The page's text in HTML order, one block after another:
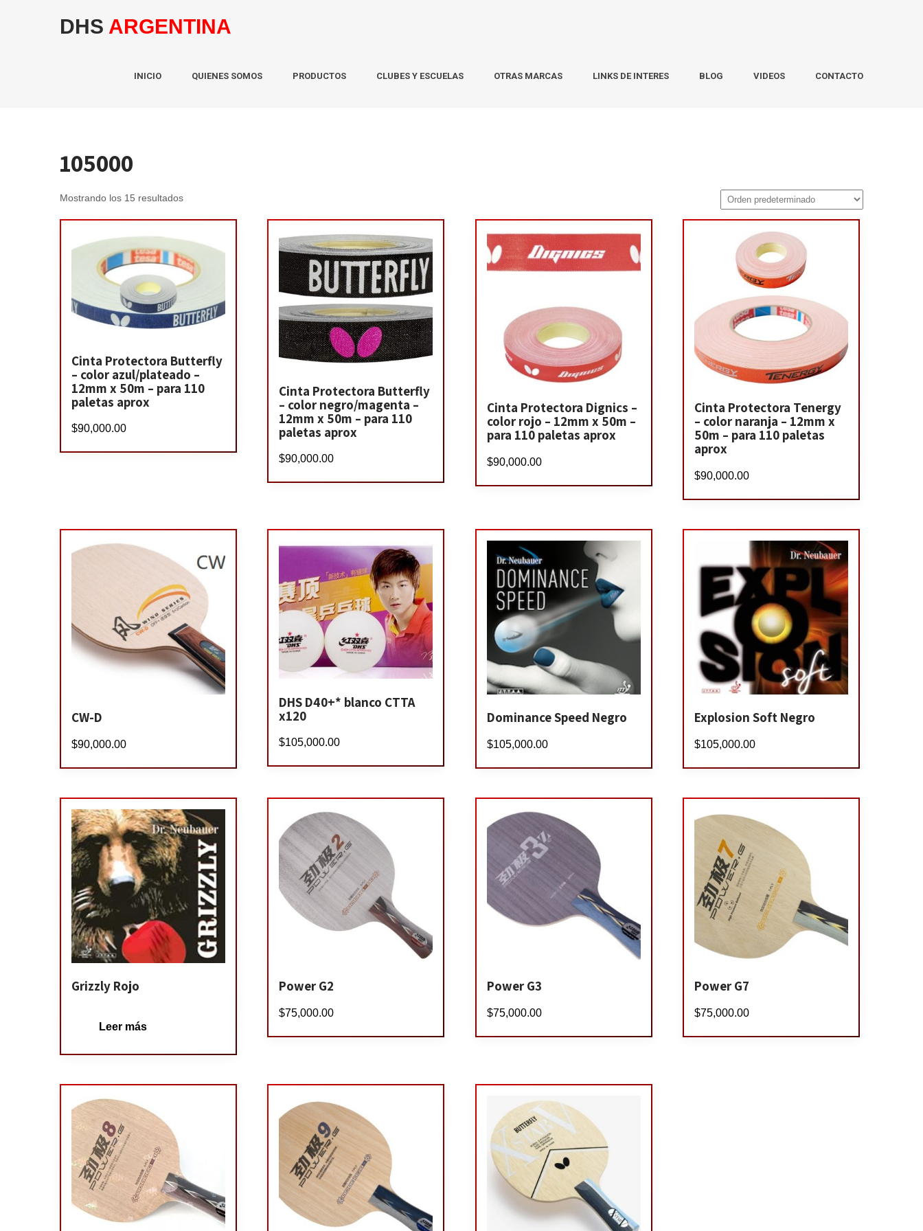
DHS ARGENTINA
INICIO QUIENES SOMOS PRODUCTOS CLUBES Y ESCUELAS OTRAS MARCAS LINKS DE INTERES BLOG VIDEOS CONTACTO
105000
Mostrando los 15 resultados
Cinta Protectora Butterfly
– color azul/plateado –
12mm x 50m – para 110
paletas aprox
$90,000.00
Cinta Protectora Butterfly
– color negro/magenta –
12mm x 50m – para 110
paletas aprox
$90,000.00
Cinta Protectora Dignics –
color rojo – 12mm x 50m –
para 110 paletas aprox
$90,000.00
Cinta Protectora Tenergy
– color naranja – 12mm x
50m – para 110 paletas
aprox
$90,000.00
CW-D
$90,000.00
DHS D40+* blanco CTTA
x120
$105,000.00
Dominance Speed Negro
$105,000.00
Explosion Soft Negro
$105,000.00
Grizzly Rojo
Leer más
Power G2
$75,000.00
Power G3
$75,000.00
Power G7
$75,000.00